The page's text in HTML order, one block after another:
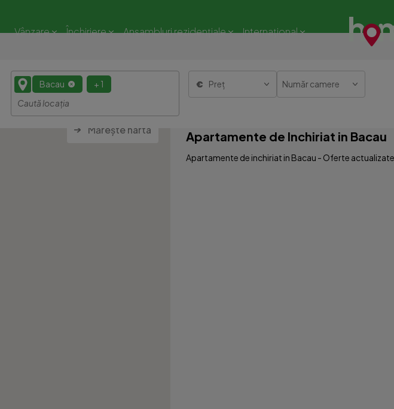
Vânzare Închiriere Ansambluri rezidențiale Internațional
Bacau + 1 Preț Număr camere
Mărește harta Apartamente de Inchiriat in Bacau
Apartamente de inchiriat in Bacau - Oferte actualizate